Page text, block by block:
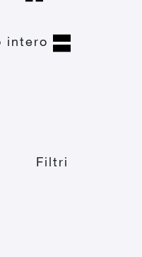
intero
Filtri